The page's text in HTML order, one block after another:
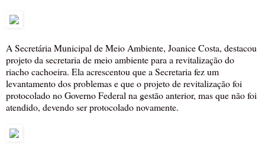
A Secretária Municipal de Meio Ambiente, Joanice Costa, destacou
projeto da secretaria de meio ambiente para a revitalização do
riacho cachoeira. Ela acrescentou que a Secretaria fez um
levantamento dos problemas e que o projeto de revitalização foi
protocolado no Governo Federal na gestão anterior, mas que não foi
atendido, devendo ser protocolado novamente.